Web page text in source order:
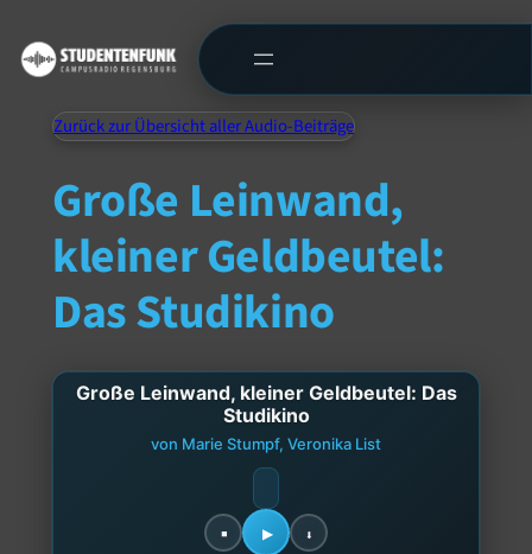
Zurück zur Übersicht aller Audio-Beiträge
Große Leinwand,
kleiner Geldbeutel:
Das Studikino
Große Leinwand, kleiner Geldbeutel: Das
Studikino
von Marie Stumpf, Veronika List